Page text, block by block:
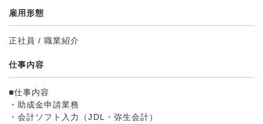
雇用形態
正社員 / 職業紹介
仕事内容
■仕事内容
・助成金申請業務
・会計ソフト入力（JDL・弥生会計）